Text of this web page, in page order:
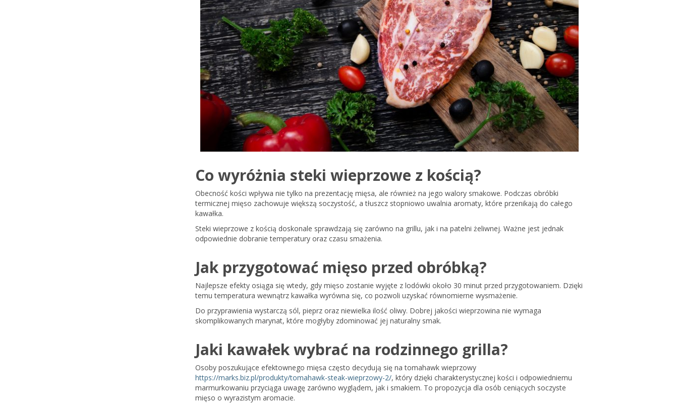
Co wyróżnia steki wieprzowe z kością?
Obecność kości wpływa nie tylko na prezentację mięsa, ale również na jego walory smakowe. Podczas obróbki
termicznej mięso zachowuje większą soczystość, a tłuszcz stopniowo uwalnia aromaty, które przenikają do całego
kawałka.
Steki wieprzowe z kością doskonale sprawdzają się zarówno na grillu, jak i na patelni żeliwnej. Ważne jest jednak
odpowiednie dobranie temperatury oraz czasu smażenia.
Jak przygotować mięso przed obróbką?
Najlepsze efekty osiąga się wtedy, gdy mięso zostanie wyjęte z lodówki około 30 minut przed przygotowaniem. Dzięki
temu temperatura wewnątrz kawałka wyrówna się, co pozwoli uzyskać równomierne wysmażenie.
Do przyprawienia wystarczą sól, pieprz oraz niewielka ilość oliwy. Dobrej jakości wieprzowina nie wymaga
skomplikowanych marynat, które mogłyby zdominować jej naturalny smak.
Jaki kawałek wybrać na rodzinnego grilla?
Osoby poszukujące efektownego mięsa często decydują się na tomahawk wieprzowy
https://marks.biz.pl/produkty/tomahawk-steak-wieprzowy-2/, który dzięki charakterystycznej kości i odpowiedniemu
marmurkowaniu przyciąga uwagę zarówno wyglądem, jak i smakiem. To propozycja dla osób ceniących soczyste
mięso o wyrazistym aromacie.